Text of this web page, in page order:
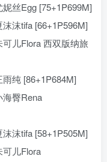
丝Egg [75+1P699M]
沫tifa [66+1P596M]
可儿Flora 西双版纳旅
纯 [86+1P684M]
海臀Rena
沫tifa [58+1P505M]
可儿Flora